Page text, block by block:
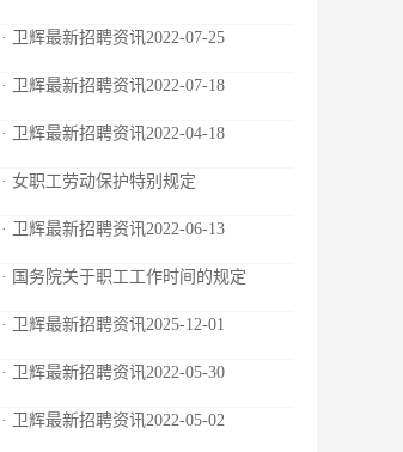
· 卫辉最新招聘资讯2022-07-25
· 卫辉最新招聘资讯2022-07-18
· 卫辉最新招聘资讯2022-04-18
· 女职工劳动保护特别规定
· 卫辉最新招聘资讯2022-06-13
· 国务院关于职工工作时间的规定
· 卫辉最新招聘资讯2025-12-01
· 卫辉最新招聘资讯2022-05-30
· 卫辉最新招聘资讯2022-05-02